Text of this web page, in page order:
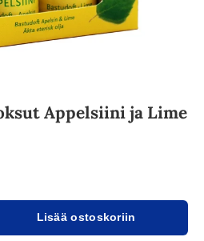
Appelsiini ja Lime
missing:
Lisää ostoskoriin